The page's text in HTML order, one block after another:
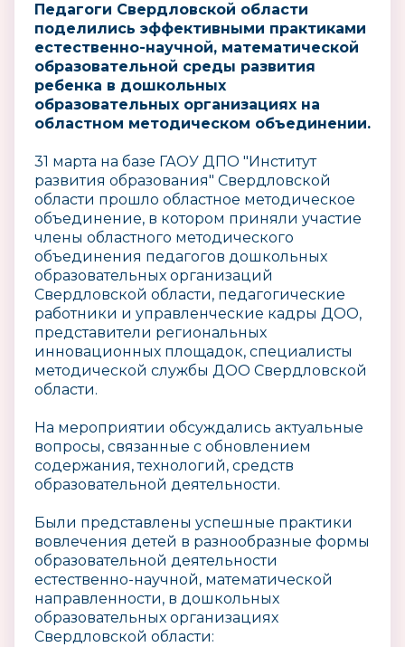
Педагоги Свердловской области
поделились эффективными практиками
естественно-научной, математической
образовательной среды развития
ребенка в дошкольных
образовательных организациях на
областном методическом объединении.
31 марта на базе ГАОУ ДПО "Институт
развития образования" Свердловской
области прошло областное методическое
объединение, в котором приняли участие
члены областного методического
объединения педагогов дошкольных
образовательных организаций
Свердловской области, педагогические
работники и управленческие кадры ДОО,
представители региональных
инновационных площадок, специалисты
методической службы ДОО Свердловской
области.
На мероприятии обсуждались актуальные
вопросы, связанные с обновлением
содержания, технологий, средств
образовательной деятельности.
Были представлены успешные практики
вовлечения детей в разнообразные формы
образовательной деятельности
естественно-научной, математической
направленности, в дошкольных
образовательных организациях
Свердловской области: